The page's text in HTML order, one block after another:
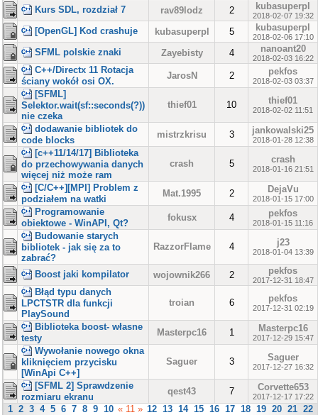
Kurs SDL, rozdział 7 rav89lodz 2 kubasuperpl
2018-02-07 19:32
[OpenGL] Kod crashuje kubasuperpl 5 kubasuperpl
2018-02-06 17:10
SFML polskie znaki Zayebisty 4 nanoant20
2018-02-03 16:22
C++/Directx 11 Rotacja
ściany wokół osi OX.
JarosN 2 pekfos
2018-02-03 03:37
[SFML]
Selektor.wait(sf::seconds(?))
nie czeka
thief01 10 thief01
2018-02-02 11:51
dodawanie bibliotek do
code blocks
mistrzkrisu 3 jankowalski25
2018-01-28 12:38
[c++11/14/17] Biblioteka
do przechowywania danych
więcej niż może ram
crash 5 crash
2018-01-16 21:51
[C/C++][MPI] Problem z
podziałem na watki
Mat.1995 2 DejaVu
2018-01-15 17:00
Programowanie
obiektowe - WinAPI, Qt?
fokusx 4 pekfos
2018-01-15 11:16
Budowanie starych
bibliotek - jak się za to
zabrać?
RazzorFlame 4 j23
2018-01-04 13:39
Boost jaki kompilator wojownik266 2 pekfos
2017-12-31 18:47
Błąd typu danych
LPCTSTR dla funkcji
PlaySound
troian 6 pekfos
2017-12-31 02:19
Biblioteka boost- własne
testy
Masterpc16 1 Masterpc16
2017-12-29 15:47
Wywołanie nowego okna
kliknięciem przycisku
[WinApi C++]
Saguer 3 Saguer
2017-12-27 16:32
[SFML 2] Sprawdzenie
rozmiaru ekranu
qest43 7 Corvette653
2017-12-17 17:22
1 2 3 4 5 6 7 8 9 10 « 11 » 12 13 14 15 16 17 18 19 20 21 22